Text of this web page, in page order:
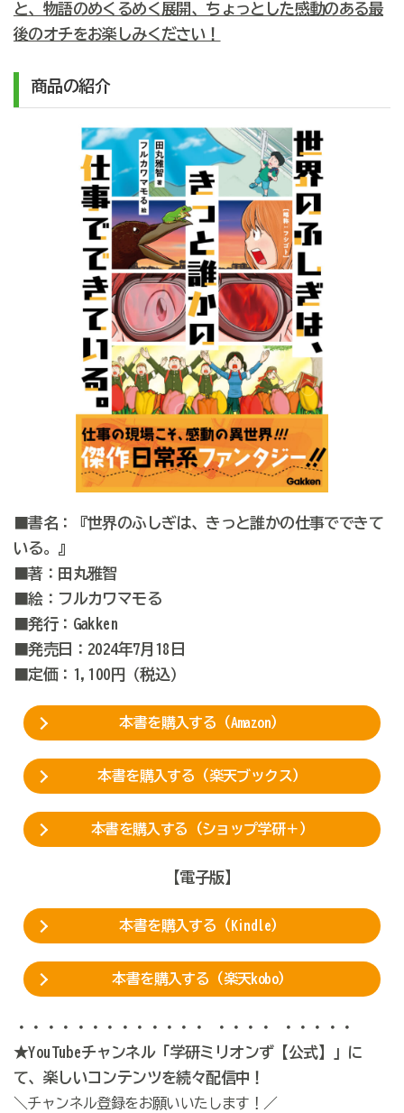
と、物語のめくるめく展開、ちょっとした感動のある最
後のオチをお楽しみください！
商品の紹介
■書名：『世界のふしぎは、きっと誰かの仕事でできて
いる。』
■著：田丸雅智
■絵：フルカワマモる
■発行：Gakken
■発売日：2024年7月18日
■定価：1,100円（税込）
本書を購入する（Amazon）
本書を購入する（楽天ブックス）
本書を購入する（ショップ学研＋）
【電子版】
本書を購入する（Kindle）
本書を購入する（楽天kobo）
・・・・・・・・・・・・・ ・・・・ ・・・・・
★YouTubeチャンネル「学研ミリオンず【公式】」に
て、楽しいコンテンツを続々配信中！
＼チャンネル登録をお願いいたします！／